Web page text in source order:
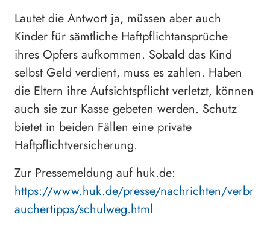
Lautet die Antwort ja, müssen aber auch
Kinder für sämtliche Haftpflichtansprüche
ihres Opfers aufkommen. Sobald das Kind
selbst Geld verdient, muss es zahlen. Haben
die Eltern ihre Aufsichtspflicht verletzt, können
auch sie zur Kasse gebeten werden. Schutz
bietet in beiden Fällen eine private
Haftpflichtversicherung.
Zur Pressemeldung auf huk.de:
https://www.huk.de/presse/nachrichten/verbr
auchertipps/schulweg.html